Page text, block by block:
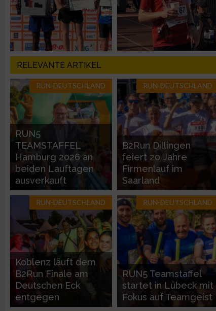
RELEVANTE ARTIKEL
RUN-DEUTSCHLAND
RUN5
TEAMSTAFFEL
Hamburg 2026 an
beiden Lauftagen
ausverkauft
RUN-DEUTSCHLAND
B2Run Dillingen
feiert 20 Jahre
Firmenlauf im
Saarland
RUN-DEUTSCHLAND
Koblenz läuft dem
B2Run Finale am
Deutschen Eck
entgegen
RUN-DEUTSCHLAND
RUN5 Teamstaffel
startet in Lübeck mit
Fokus auf Teamgeist
Analyse von Zielgruppen durch Statistiken oder
verschiedenen Quellen
Entwicklung und Verbesserung der Angebote
Verwendung reduzierter Daten zur Auswahl von Inhalten
IAB-Besonderheiten:
Verwendung genauer Standortdaten
Geräte anhand von aktiv angeforderten Informationen
Nicht-IAB-Verarbeitungszwecke:
Notwendig
Performance
Funktional
Werbung